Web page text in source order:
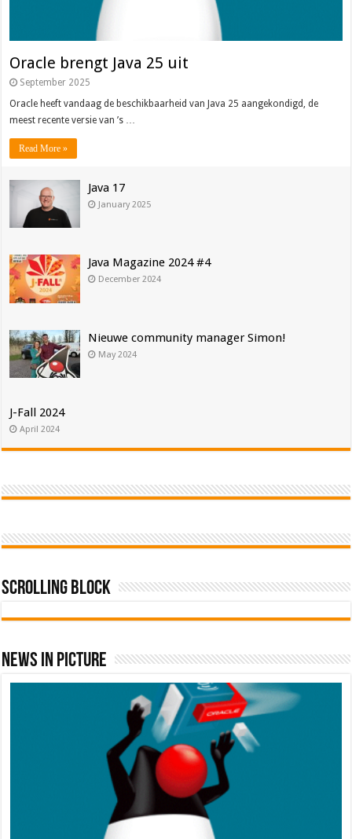
Oracle brengt Java 25 uit
September 2025
Oracle heeft vandaag de beschikbaarheid van Java 25 aangekondigd, de
meest recente versie van ’s …
Read More »
Java 17
January 2025
Java Magazine 2024 #4
December 2024
Nieuwe community manager Simon!
May 2024
J-Fall 2024
April 2024
Scrolling Block
News In Picture